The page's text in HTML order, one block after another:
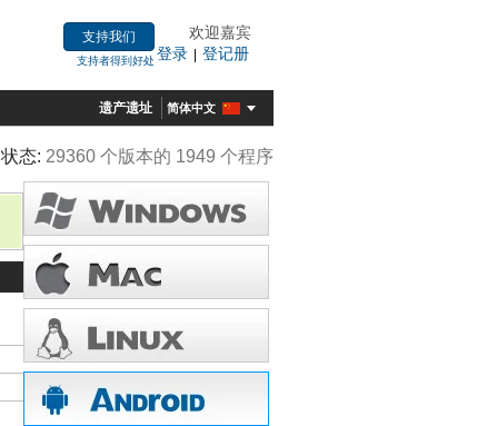
支持我们
支持者得到好处
欢迎嘉宾
登录 | 登记册
遗产遗址 简体中文
状态: 29360 个版本的 1949 个程序